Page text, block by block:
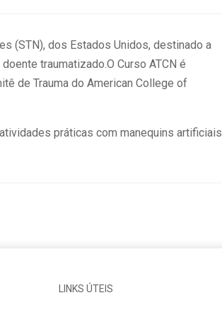
(STN), dos Estados Unidos, destinado a
traumatizado.O Curso ATCN é
de Trauma do American College of
práticas com manequins artificiais
LINKS ÚTEIS